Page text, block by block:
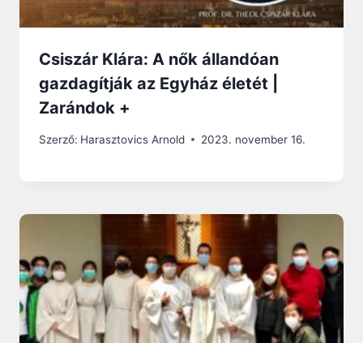
Csiszár Klára: A nők állandóan
gazdagítják az Egyház életét |
Zarándok +
Szerző: Harasztovics Arnold 2023. november 16.